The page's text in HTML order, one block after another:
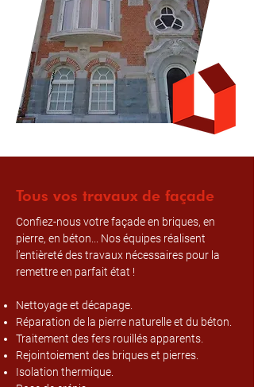
Tous vos travaux de façade
Confiez-nous votre façade en briques, en
pierre, en béton... Nos équipes réalisent
l’entièreté des travaux nécessaires pour la
remettre en parfait état !
Nettoyage et décapage.
Réparation de la pierre naturelle et du béton.
Traitement des fers rouillés apparents.
Rejointoiement des briques et pierres.
Isolation thermique.